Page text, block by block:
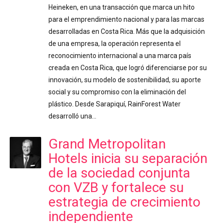
Heineken, en una transacción que marca un hito
para el emprendimiento nacional y para las marcas
desarrolladas en Costa Rica. Más que la adquisición
de una empresa, la operación representa el
reconocimiento internacional a una marca país
creada en Costa Rica, que logró diferenciarse por su
innovación, su modelo de sostenibilidad, su aporte
social y su compromiso con la eliminación del
plástico. Desde Sarapiquí, RainForest Water
desarrolló una…
Grand Metropolitan
Hotels inicia su separación
de la sociedad conjunta
con VZB y fortalece su
estrategia de crecimiento
independiente